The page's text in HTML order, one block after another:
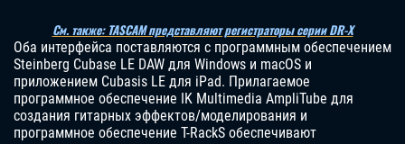
См. также: TASCAM представляют регистраторы серии DR-X
Оба интерфейса поставляются с программным обеспечением
Steinberg Cubase LE DAW для Windows и macOS и
приложением Cubasis LE для iPad. Прилагаемое
программное обеспечение IK Multimedia AmpliTube для
создания гитарных эффектов/моделирования и
программное обеспечение T-RackS обеспечивают